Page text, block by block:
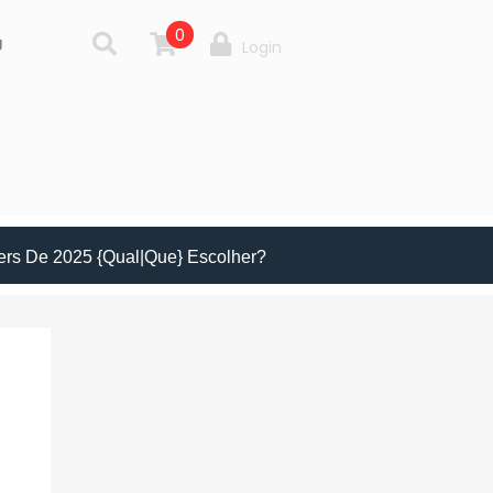
0
Login
De 2025 {Qual|Que} Escolher?